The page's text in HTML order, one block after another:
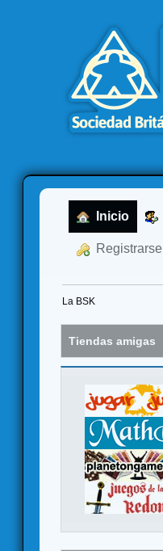
Inicio
Registrarse
La BSK
Tiendas amigas